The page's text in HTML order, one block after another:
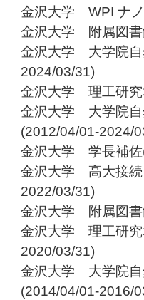
金沢大学 WPI ナ
金沢大学 附属図
金沢大学 大学院
2024/03/31)
金沢大学 理工研
金沢大学 大学院
(2012/04/01-2024/
金沢大学 学長補佐
金沢大学 高大接
2022/03/31)
金沢大学 附属図
金沢大学 理工研
2020/03/31)
金沢大学 大学院
(2014/04/01-2016/